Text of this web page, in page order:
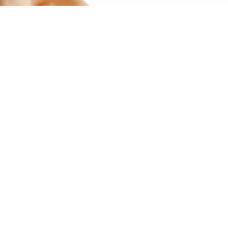
омолоджувальних практик хірургії
хірургів звертаються як люди з